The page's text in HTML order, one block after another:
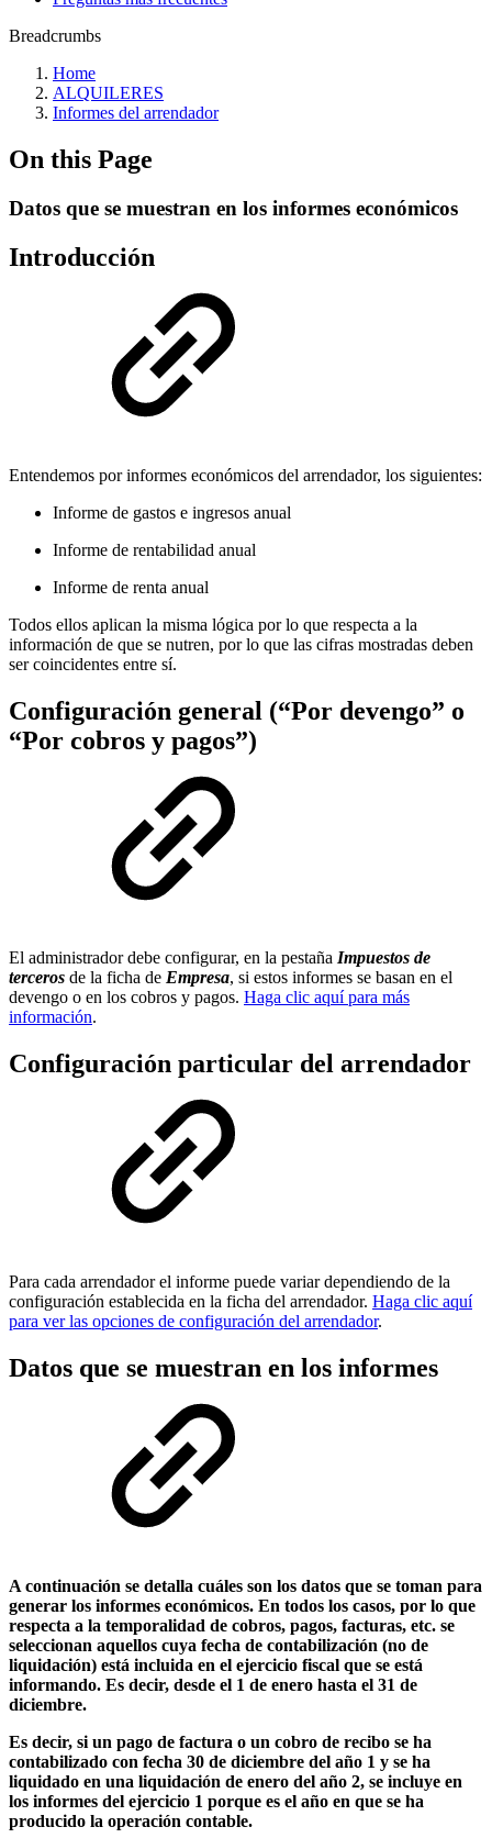
Breadcrumbs
Home
ALQUILERES
Informes del arrendador
On this Page
Datos que se muestran en los informes económicos
Introducción
Entendemos por informes económicos del arrendador, los siguientes:
Informe de gastos e ingresos anual
Informe de rentabilidad anual
Informe de renta anual
Todos ellos aplican la misma lógica por lo que respecta a la
información de que se nutren, por lo que las cifras mostradas deben
ser coincidentes entre sí.
Configuración general (“Por devengo” o
“Por cobros y pagos”)
El administrador debe configurar, en la pestaña Impuestos de
terceros de la ficha de Empresa, si estos informes se basan en el
devengo o en los cobros y pagos. Haga clic aquí para más
información.
Configuración particular del arrendador
Para cada arrendador el informe puede variar dependiendo de la
configuración establecida en la ficha del arrendador. Haga clic aquí
para ver las opciones de configuración del arrendador.
Datos que se muestran en los informes
A continuación se detalla cuáles son los datos que se toman para
generar los informes económicos. En todos los casos, por lo que
respecta a la temporalidad de cobros, pagos, facturas, etc. se
seleccionan aquellos cuya fecha de contabilización (no de
liquidación) está incluida en el ejercicio fiscal que se está
informando. Es decir, desde el 1 de enero hasta el 31 de
diciembre.
Es decir, si un pago de factura o un cobro de recibo se ha
contabilizado con fecha 30 de diciembre del año 1 y se ha
liquidado en una liquidación de enero del año 2, se incluye en
los informes del ejercicio 1 porque es el año en que se ha
producido la operación contable.